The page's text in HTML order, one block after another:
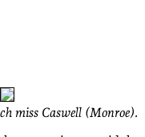
miss Caswell (Monroe).